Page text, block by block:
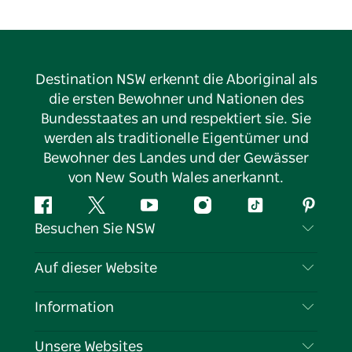
Destination NSW erkennt die Aboriginal als
die ersten Bewohner und Nationen des
Bundesstaates an und respektiert sie. Sie
werden als traditionelle Eigentümer und
Bewohner des Landes und der Gewässer
von New South Wales anerkannt.
FacebookTwitter YouTubeInstagramTikTok
Besuchen Sie NSW
Kontaktieren Sie uns
Cookie-Hinweis
Auf dieser Website
Reiseziele
Information
Reiseinformationen
Unsere Websites